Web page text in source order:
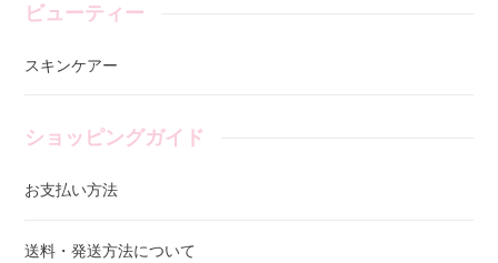
ビューティー
スキンケアー
ショッピングガイド
お支払い方法
送料・発送方法について